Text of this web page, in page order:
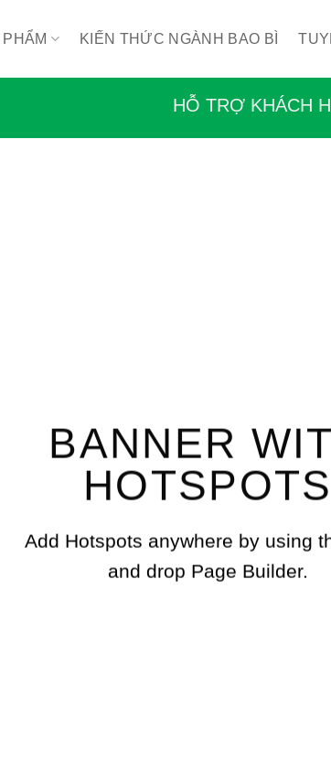
KIẾN THỨC NGÀNH BAO BÌ
HỖ TRỢ KHÁCH
BANNER
HOTSPOTS
Add Hotspots anywhere by using
and drop Page Builder.